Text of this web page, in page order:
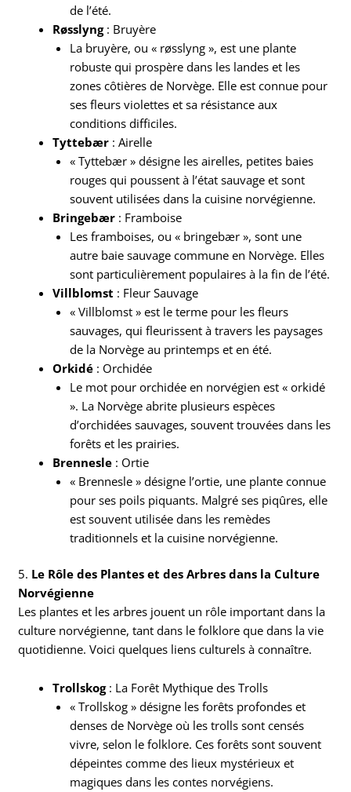
de l’été.
Røsslyng: Bruyère
La bruyère, ou « røsslyng », est une plante
robuste qui prospère dans les landes et les
zones côtières de Norvège. Elle est connue pour
ses fleurs violettes et sa résistance aux
conditions difficiles.
Tyttebær : Airelle
« Tyttebær » désigne les airelles, petites baies
rouges qui poussent à l’état sauvage et sont
souvent utilisées dans la cuisine norvégienne.
Bringebær : Framboise
Les framboises, ou « bringebær », sont une
autre baie sauvage commune en Norvège. Elles
sont particulièrement populaires à la fin de l’été.
Villblomst : Fleur Sauvage
« Villblomst » est le terme pour les fleurs
sauvages, qui fleurissent à travers les paysages
de la Norvège au printemps et en été.
Orkidé : Orchidée
Le mot pour orchidée en norvégien est « orkidé
». La Norvège abrite plusieurs espèces
d’orchidées sauvages, souvent trouvées dans les
forêts et les prairies.
Brennesle : Ortie
« Brennesle » désigne l’ortie, une plante connue
pour ses poils piquants. Malgré ses piqûres, elle
est souvent utilisée dans les remèdes
traditionnels et la cuisine norvégienne.
5. Le Rôle des Plantes et des Arbres dans la Culture
Norvégienne
Les plantes et les arbres jouent un rôle important dans la
culture norvégienne, tant dans le folklore que dans la vie
quotidienne. Voici quelques liens culturels à connaître.
Trollskog: La Forêt Mythique des Trolls
« Trollskog » désigne les forêts profondes et
denses de Norvège où les trolls sont censés
vivre, selon le folklore. Ces forêts sont souvent
dépeintes comme des lieux mystérieux et
magiques dans les contes norvégiens.